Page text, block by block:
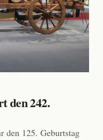
den 242.
den 125. Geburtstag